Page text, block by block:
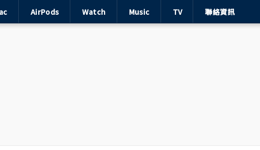
AirPods Watch Music TV 聯絡資訊